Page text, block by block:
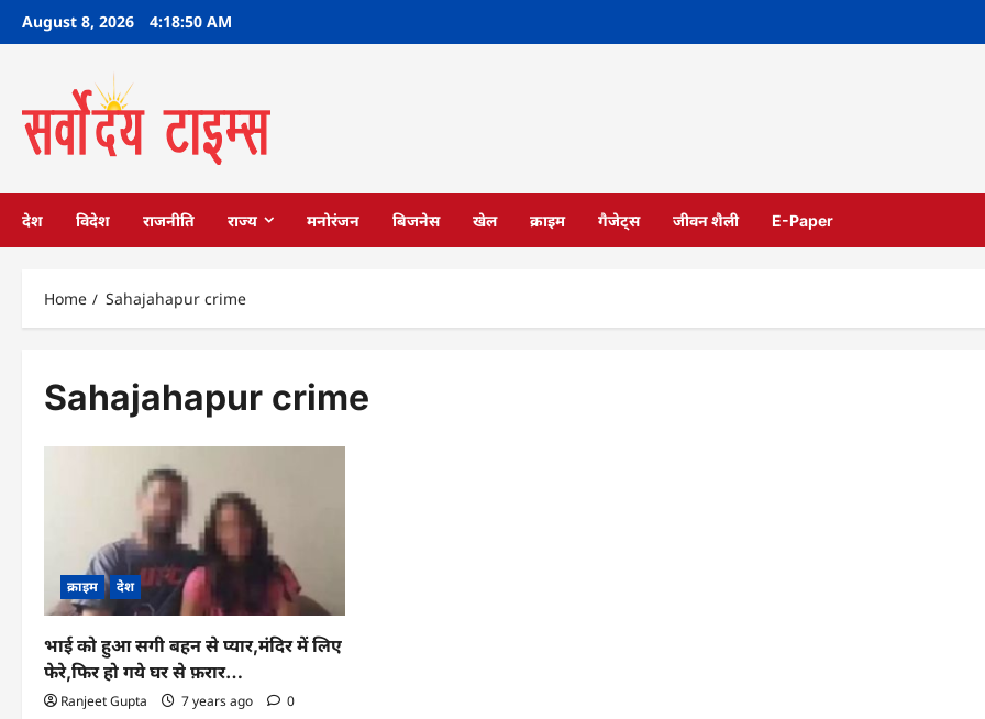
SkipAugust 8, 2026 4:18:50 AM
देश विदेश राजनीति राज्य मनोरंजन बिजनेस खेल क्राइम गैजेट्स जीवन शैली E-Paper
Home Sahajahapur crime
Sahajahapur crime
क्राइम देश
भाई को हुआ सगी बहन से प्यार,मंदिर में लिए
फेरे,फिर हो गये घर से फ़रार…
Ranjeet Gupta 7 years ago 0